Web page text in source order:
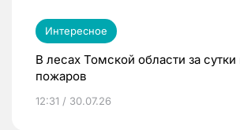
Интересное
В лесах Томской области за
пожаров
12:31 / 30.07.26